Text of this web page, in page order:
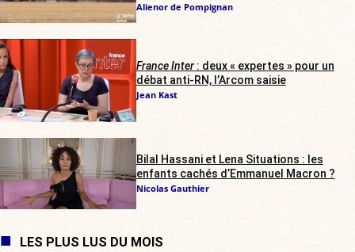
Alienor de Pompignan
France Inter: deux « expertes » pour un
débat anti-RN, l’Arcom saisie
Jean Kast
Bilal Hassani et Lena Situations : les
enfants cachés d’Emmanuel Macron ?
Nicolas Gauthier
LES PLUS LUS DU MOIS